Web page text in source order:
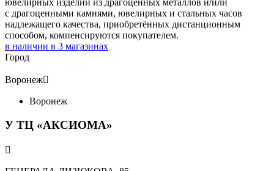
ювелирных изделий из драгоценных металлов и/или
с драгоценными камнями, ювелирных и стальных часов
надлежащего качества, приобретённых дистанционным
способом, компенсируются покупателем.
в наличии в 3 магазинах
Город
Воронеж
Воронеж
У ТЦ «АКСИОМА»
